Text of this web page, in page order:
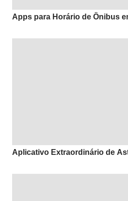
Apps para Horário de Ônibus
Aplicativo Extraordinário de